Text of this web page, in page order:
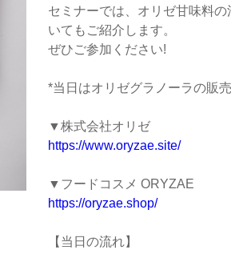
セミナーでは、オリゼ甘味料
いてもご紹介します。
ぜひご参加ください!
*当日はオリゼグラノーラの販
▼株式会社オリゼ
https://www.oryzae.site/
▼フードコスメ ORYZAE
https://oryzae.shop/
【当日の流れ】